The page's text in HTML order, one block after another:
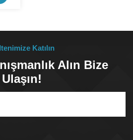
Katılın
Alın Bize
Ulaşın!